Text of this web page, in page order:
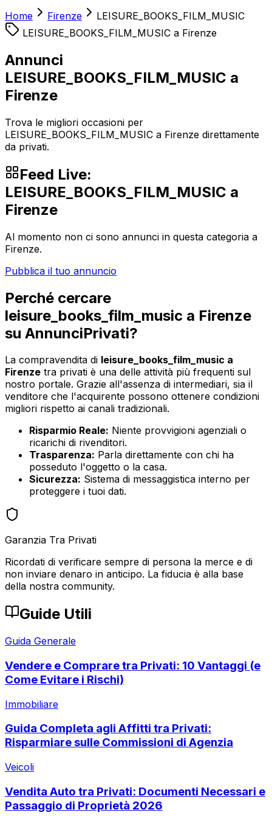
Home Firenze
LEISURE_BOOKS_FILM_MUSIC
LEISURE_BOOKS_FILM_MUSIC a Firenze
Annunci
LEISURE_BOOKS_FILM_MUSIC a
Firenze
Trova le migliori occasioni per
LEISURE_BOOKS_FILM_MUSIC a Firenze direttamente
da privati.
Feed Live:
LEISURE_BOOKS_FILM_MUSIC a
Firenze
Al momento non ci sono annunci in questa categoria a
Firenze.
Pubblica il tuo annuncio
Perché cercare
leisure_books_film_music a Firenze
su AnnunciPrivati?
La compravendita di leisure_books_film_music a
Firenze tra privati è una delle attività più frequenti sul
nostro portale. Grazie all'assenza di intermediari, sia il
venditore che l'acquirente possono ottenere condizioni
migliori rispetto ai canali tradizionali.
Risparmio Reale: Niente provvigioni agenziali o
ricarichi di rivenditori.
Trasparenza: Parla direttamente con chi ha
posseduto l'oggetto o la casa.
Sicurezza: Sistema di messaggistica interno per
proteggere i tuoi dati.
Garanzia Tra Privati
Ricordati di verificare sempre di persona la merce e di
non inviare denaro in anticipo. La fiducia è alla base
della nostra community.
Guide Utili
Guida Generale
Vendere e Comprare tra Privati: 10 Vantaggi (e
Come Evitare i Rischi)
Immobiliare
Guida Completa agli Affitti tra Privati:
Risparmiare sulle Commissioni di Agenzia
Veicoli
Vendita Auto tra Privati: Documenti Necessari e
Passaggio di Proprietà 2026